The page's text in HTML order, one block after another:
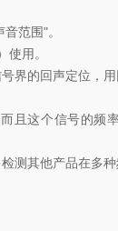
范围"。
使用。
界的回声定位，
且这个信号的频
测其他产品在多